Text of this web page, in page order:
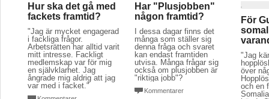
Hur ska det gå med
fackets framtid?
"Jag är mycket engagerad
i fackliga frågor.
Arbetsrätten har alltid varit
mitt intresse. Fackligt
medlemskap var för mig
en självklarhet. Jag
ångrade mig aldrig att jag
var med i facket."
Har "Plusjobben"
någon framtid?
I dessa dagar finns det
många som ställer sig
denna fråga och svaret
kan endast framtiden
utvisa. Många frågar sig
också om plusjobben är
"riktiga jobb"?
Kommentarer
För
"Jag
över
och en